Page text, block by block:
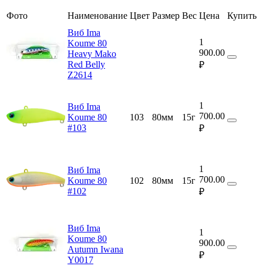
Фото Наименование Цвет Размер Вес Цена
Купить
Виб Ima
Koume 80
Heavy Mako
Red Belly
Z2614
1
900.00
₽
Виб Ima
Koume 80
#103
103 80мм 15г
1
700.00
₽
Виб Ima
Koume 80
#102
102 80мм 15г
1
700.00
₽
Виб Ima
Koume 80
Autumn Iwana
Y0017
1
900.00
₽